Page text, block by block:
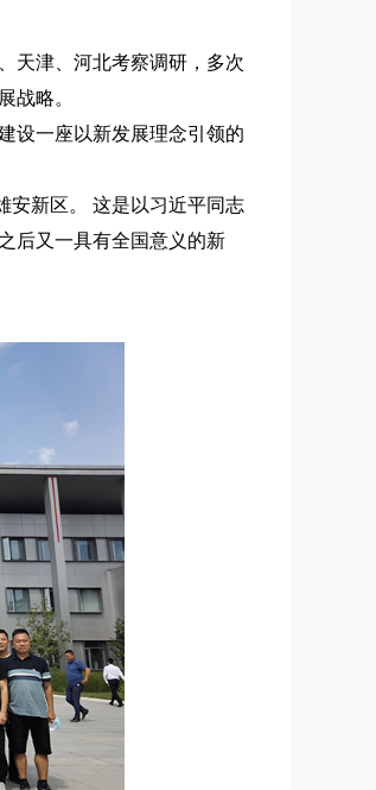
天津、河北考察调研，多次
战略。
设一座以新发展理念引领的
新区。 这是以习近平同志
后又一具有全国意义的新